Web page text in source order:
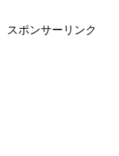
スポンサーリンク